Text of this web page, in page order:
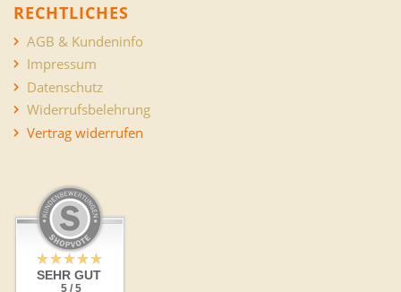
RECHTLICHES
AGB & Kundeninfo
Impressum
Datenschutz
Widerrufsbelehrung
Vertrag widerrufen
SEHR GUT
5 / 5